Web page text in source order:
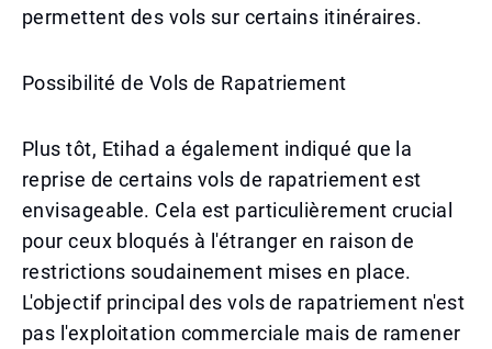
permettent des vols sur certains itinéraires.
Possibilité de Vols de Rapatriement
Plus tôt, Etihad a également indiqué que la
reprise de certains vols de rapatriement est
envisageable. Cela est particulièrement crucial
pour ceux bloqués à l'étranger en raison de
restrictions soudainement mises en place.
L'objectif principal des vols de rapatriement n'est
pas l'exploitation commerciale mais de ramener